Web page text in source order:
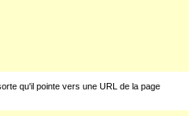
qu'il pointe vers une URL de la page